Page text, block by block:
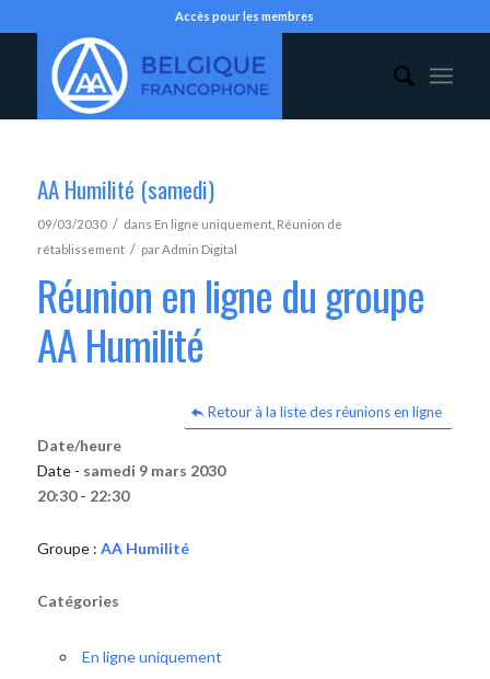
Accès pour les membres
AA Humilité (samedi)
09/03/2030 / dans En ligne uniquement, Réunion de
rétablissement / parAdmin Digital
Réunion en ligne du groupe
AA Humilité
Retour à la liste des réunions en ligne
Date/heure
Date - samedi 9 mars 2030
20:30 - 22:30
Groupe : AA Humilité
Catégories
En ligne uniquement